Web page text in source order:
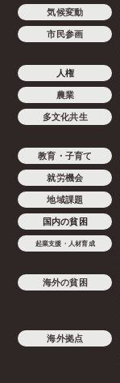
気候変動
市民参画
人権
農業
多文化共生
教育・子育て
就労機会
地域課題
国内の貧困
起業支援・人材育成
海外の貧困
海外拠点